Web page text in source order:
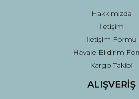
Gönder
Hakkımızda
İletişim
İletişim Formu
Havale Bildirim
Kargo Takibi
ALIŞVERİŞ